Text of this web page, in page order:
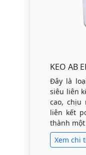
KEO AB
Đây là
siêu liên
cao, chịu
liên kết
thành
Xem chi